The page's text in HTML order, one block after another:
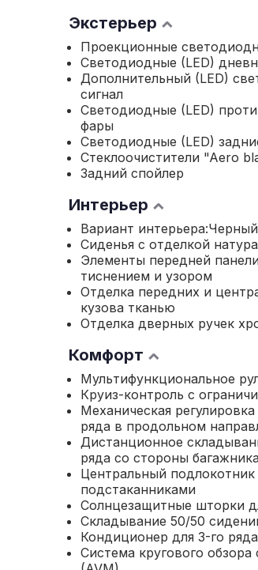
Экстерьер
Проекционные
Светодиодные (LED)
Дополнительный (LED)
сигнал
Светодиодные (LED)
фары
Светодиодные (LED)
Стеклоочистители "Aero
Задний спойлер
Интерьер
Вариант интерьера:Черный
Сиденья с отделкой
Элементы передней
тиснением и узором
Отделка передних и
кузова тканью
Отделка дверных ручек
Комфорт
Мультифункциональное
Круиз-контроль с
Механическая
ряда в продольном
Дистанционное
ряда со стороны багажника
Центральный подлокотник
подстаканниками
Солнцезащитные шторки
Складывание 50/50
Кондиционер для 3-го
Система кругового